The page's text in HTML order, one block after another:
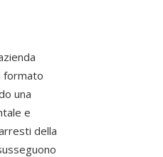
formato
una
e
della